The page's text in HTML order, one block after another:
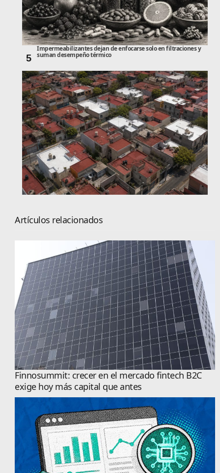
5
Impermeabilizantes dejan de enfocarse solo en filtraciones y
suman desempeño térmico
Artículos relacionados
Finnosummit: crecer en el mercado fintech B2C
exige hoy más capital que antes